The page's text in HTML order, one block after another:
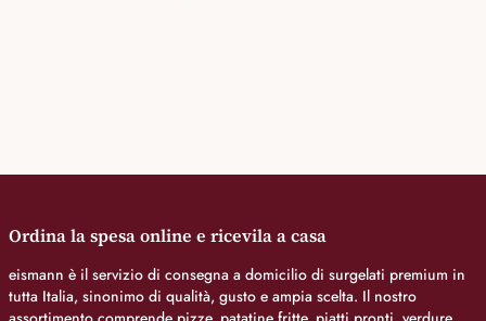
Ordina la spesa online e ricevila a casa
eismann è il servizio di consegna a domicilio di surgelati premium in
tutta Italia, sinonimo di qualità, gusto e ampia scelta. Il nostro